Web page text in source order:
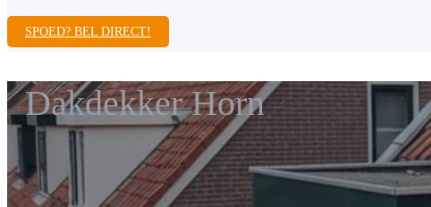
SPOED? BEL DIRECT!
Dakdekker Horn